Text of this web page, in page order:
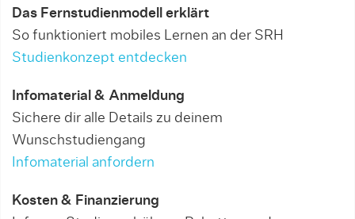
Das Fernstudienmodell erklärt
So funktioniert mobiles Lernen an der SRH
Studienkonzept entdecken
Infomaterial & Anmeldung
Sichere dir alle Details zu deinem
Wunschstudiengang
Infomaterial anfordern
Kosten & Finanzierung